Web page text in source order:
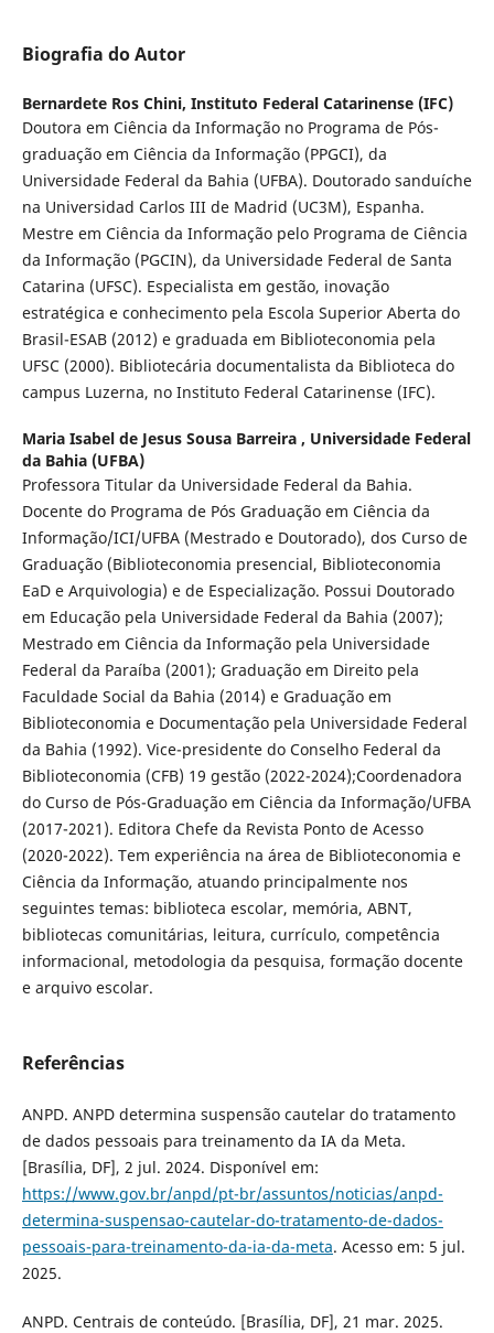
Biografia do Autor
Bernardete Ros Chini, Instituto Federal Catarinense (IFC)
Doutora em Ciência da Informação no Programa de Pós-
graduação em Ciência da Informação (PPGCI), da
Universidade Federal da Bahia (UFBA). Doutorado sanduíche
na Universidad Carlos III de Madrid (UC3M), Espanha.
Mestre em Ciência da Informação pelo Programa de Ciência
da Informação (PGCIN), da Universidade Federal de Santa
Catarina (UFSC). Especialista em gestão, inovação
estratégica e conhecimento pela Escola Superior Aberta do
Brasil-ESAB (2012) e graduada em Biblioteconomia pela
UFSC (2000). Bibliotecária documentalista da Biblioteca do
campus Luzerna, no Instituto Federal Catarinense (IFC).
Maria Isabel de Jesus Sousa Barreira , Universidade Federal
da Bahia (UFBA)
Professora Titular da Universidade Federal da Bahia.
Docente do Programa de Pós Graduação em Ciência da
Informação/ICI/UFBA (Mestrado e Doutorado), dos Curso de
Graduação (Biblioteconomia presencial, Biblioteconomia
EaD e Arquivologia) e de Especialização. Possui Doutorado
em Educação pela Universidade Federal da Bahia (2007);
Mestrado em Ciência da Informação pela Universidade
Federal da Paraíba (2001); Graduação em Direito pela
Faculdade Social da Bahia (2014) e Graduação em
Biblioteconomia e Documentação pela Universidade Federal
da Bahia (1992). Vice-presidente do Conselho Federal da
Biblioteconomia (CFB) 19 gestão (2022-2024);Coordenadora
do Curso de Pós-Graduação em Ciência da Informação/UFBA
(2017-2021). Editora Chefe da Revista Ponto de Acesso
(2020-2022). Tem experiência na área de Biblioteconomia e
Ciência da Informação, atuando principalmente nos
seguintes temas: biblioteca escolar, memória, ABNT,
bibliotecas comunitárias, leitura, currículo, competência
informacional, metodologia da pesquisa, formação docente
e arquivo escolar.
Referências
ANPD. ANPD determina suspensão cautelar do tratamento
de dados pessoais para treinamento da IA da Meta.
[Brasília, DF], 2 jul. 2024. Disponível em:
https://www.gov.br/anpd/pt-br/assuntos/noticias/anpd-
determina-suspensao-cautelar-do-tratamento-de-dados-
pessoais-para-treinamento-da-ia-da-meta. Acesso em: 5 jul.
2025.
ANPD. Centrais de conteúdo. [Brasília, DF], 21 mar. 2025.